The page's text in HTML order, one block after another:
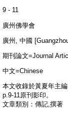
9 - 11
廣州佛學會
廣州, 中國
期刊論文=Journal
中文=Chinese
本文收錄於黃夏年主
p.9-11原刊影印。
文章類別：傳記,撰著